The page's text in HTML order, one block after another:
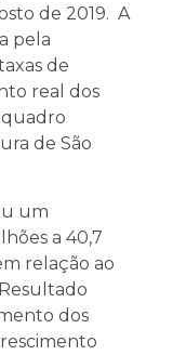
de 2019. A
pela
de
real dos
de São
um
a 40,7
relação ao
dos